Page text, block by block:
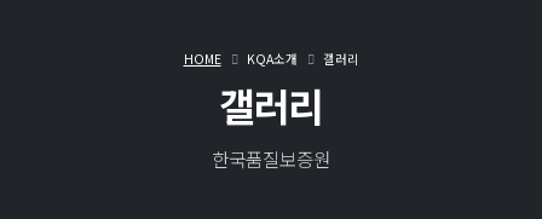
갤러리
한국품질보증원
HOME KQA소개 갤러리